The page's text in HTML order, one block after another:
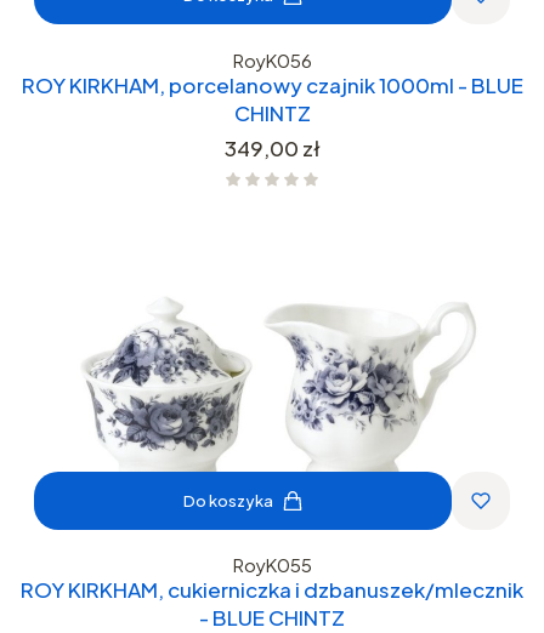
RoyK056
ROY KIRKHAM, porcelanowy czajnik 1000ml - BLUE
CHINTZ
Cena
349,00 zł
Do koszyka
RoyK055
ROY KIRKHAM, cukierniczka i dzbanuszek/mlecznik
- BLUE CHINTZ